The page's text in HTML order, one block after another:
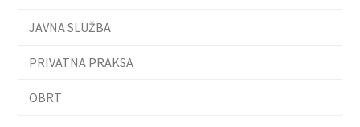
JAVNA SLUŽBA
PRIVATNA PRAKSA
OBRT